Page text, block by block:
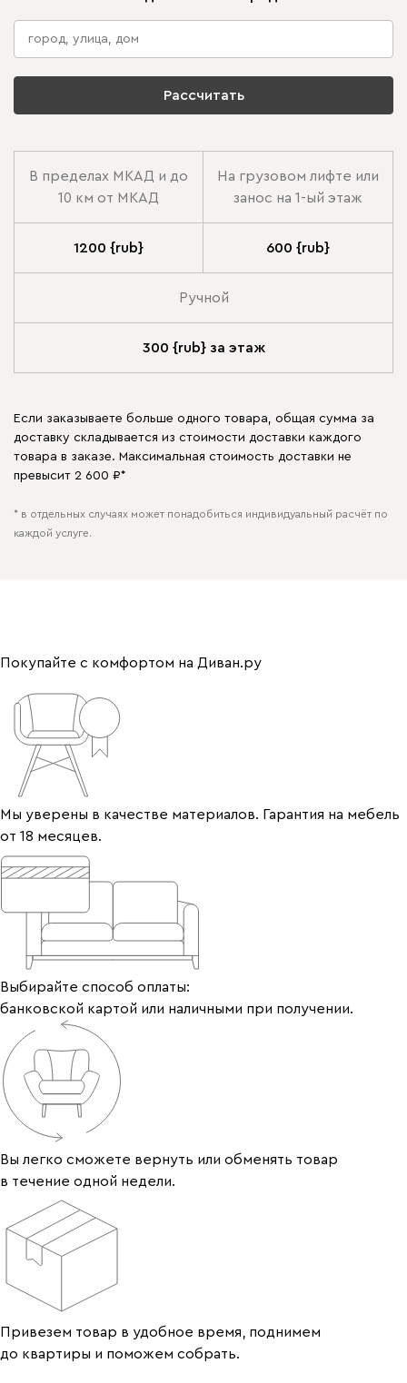
Рассчитать
В пределах МКАД и до
10 км от МКАД
На грузовом лифте или
занос на 1-ый этаж
1200 {rub} 600 {rub}
Ручной
300 {rub} за этаж
Если заказываете больше одного товара, общая сумма за
доставку складывается из стоимости доставки каждого
товара в заказе. Максимальная стоимость доставки не
превысит 2 600 ₽*
* в отдельных случаях может понадобиться индивидуальный расчёт по
каждой услуге.
Покупайте с комфортом на Диван.ру
Мы уверены в качестве материалов. Гарантия на мебель
от 18 месяцев.
Выбирайте способ оплаты:
банковской картой или наличными при получении.
Вы легко сможете вернуть или обменять товар
в течение одной недели.
Привезем товар в удобное время, поднимем
до квартиры и поможем собрать.